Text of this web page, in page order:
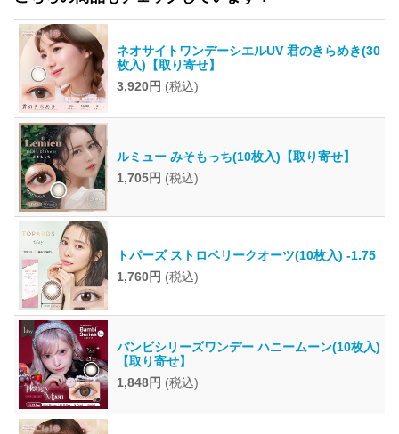
ネオサイトワンデーシエルUV 君のきらめき(30
枚入)【取り寄せ】
3,920円 (税込)
ルミュー みそもっち(10枚入)【取り寄せ】
1,705円 (税込)
トパーズ ストロベリークオーツ(10枚入) -1.75
1,760円 (税込)
バンビシリーズワンデー ハニームーン(10枚入)
【取り寄せ】
1,848円 (税込)